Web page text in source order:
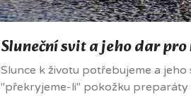
Sluneční svit a jeho dar pro
Slunce k životu potřebujeme a
"překryjeme-li" pokožku preparáty